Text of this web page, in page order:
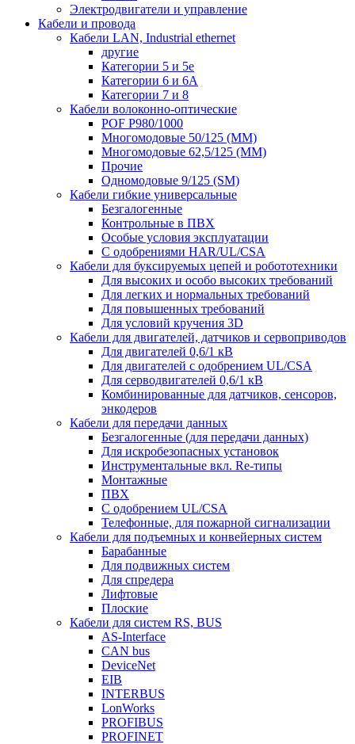
Электродвигатели и управление
Кабели и провода
Кабели LAN, Industrial ethernet
другие
Категории 5 и 5е
Категории 6 и 6A
Категории 7 и 8
Кабели волоконно-оптические
POF P980/1000
Многомодовые 50/125 (ММ)
Многомодовые 62,5/125 (ММ)
Прочие
Одномодовые 9/125 (SM)
Кабели гибкие универсальные
Безгалогенные
Контрольные в ПВХ
Особые условия эксплуатации
С одобрениями HAR/UL/CSA
Кабели для буксируемых цепей и робототехники
Для высоких и особо высоких требований
Для легких и нормальных требований
Для повышенных требований
Для условий кручения 3D
Кабели для двигателей, датчиков и сервоприводов
Для двигателей 0,6/1 кВ
Для двигателей с одобрением UL/CSA
Для серводвигателей 0,6/1 кВ
Комбинированные для датчиков, cенсоров,
энкодеров
Кабели для передачи данных
Безгалогенные (для передачи данных)
Для искробезопасных установок
Инструментальные вкл. Re-типы
Монтажные
ПВХ
С одобрением UL/CSA
Телефонные, для пожарной сигнализации
Кабели для подъемных и конвейерных систем
Барабанные
Для подвижных систем
Для спредера
Лифтовые
Плоские
Кабели для систем RS, BUS
AS-Interface
CAN bus
DeviceNet
EIB
INTERBUS
LonWorks
PROFIBUS
PROFINET